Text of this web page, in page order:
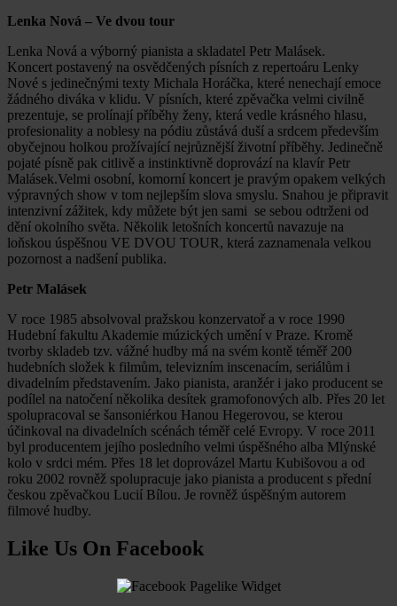
Lenka Nová – Ve dvou tour
Lenka Nová a výborný pianista a skladatel Petr Malásek.
Koncert postavený na osvědčených písních z repertoáru Lenky
Nové s jedinečnými texty Michala Horáčka, které nenechají emoce
žádného diváka v klidu. V písních, které zpěvačka velmi civilně
prezentuje, se prolínají příběhy ženy, která vedle krásného hlasu,
profesionality a noblesy na pódiu zůstává duší a srdcem především
obyčejnou holkou prožívající nejrůznější životní příběhy. Jedinečně
pojaté písně pak citlivě a instinktivně doprovází na klavír Petr
Malásek.Velmi osobní, komorní koncert je pravým opakem velkých
výpravných show v tom nejlepším slova smyslu. Snahou je připravit
intenzivní zážitek, kdy můžete být jen sami se sebou odtrženi od
dění okolního světa. Několik letošních koncertů navazuje na
loňskou úspěšnou VE DVOU TOUR, která zaznamenala velkou
pozornost a nadšení publika.
Petr Malásek
V roce 1985 absolvoval pražskou konzervatoř a v roce 1990
Hudební fakultu Akademie múzických umění v Praze. Kromě
tvorby skladeb tzv. vážné hudby má na svém kontě téměř 200
hudebních složek k filmům, televizním inscenacím, seriálům i
divadelním představením. Jako pianista, aranžér i jako producent se
podílel na natočení několika desítek gramofonových alb. Přes 20 let
spolupracoval se šansoniérkou Hanou Hegerovou, se kterou
účinkoval na divadelních scénách téměř celé Evropy. V roce 2011
byl producentem jejího posledního velmi úspěšného alba Mlýnské
kolo v srdci mém. Přes 18 let doprovázel Martu Kubišovou a od
roku 2002 rovněž spolupracuje jako pianista a producent s přední
českou zpěvačkou Lucií Bílou. Je rovněž úspěšným autorem
filmové hudby.
Like Us On Facebook